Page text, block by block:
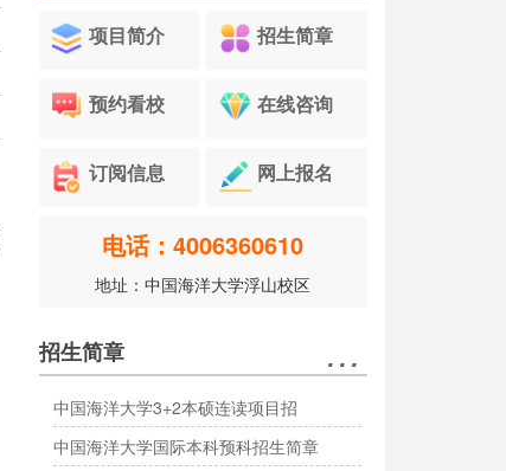
项目简介 招生简章
预约看校 在线咨询
订阅信息 网上报名
电话：4006360610
地址：中国海洋大学浮山校区
招生简章 …
中国海洋大学3+2本硕连读项目招
中国海洋大学国际本科预科招生简章